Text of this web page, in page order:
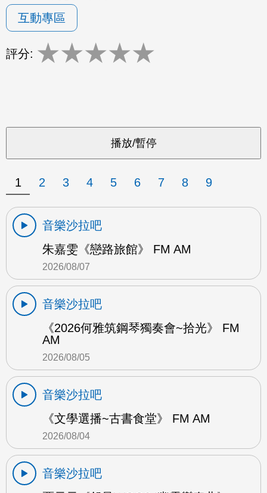
互動專區
評分: ★★★★★
1 2 3 4 5 6 7 8 9
音樂沙拉吧
朱嘉雯《戀路旅館》 FM AM
2026/08/07
音樂沙拉吧
《2026何雅筑鋼琴獨奏會~拾光》 FM
AM
2026/08/05
音樂沙拉吧
《文學選播~古書食堂》 FM AM
2026/08/04
音樂沙拉吧